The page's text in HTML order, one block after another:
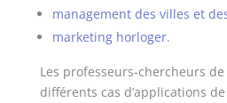
management des villes et
marketing horloger.
Les professeurs-chercheurs
différents cas d’applications